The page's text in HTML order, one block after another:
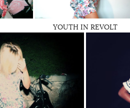
YOUTH IN REVOLT